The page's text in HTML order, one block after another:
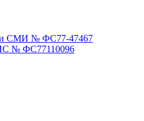
СМИ № ФС77-47467
№ ФС77110096